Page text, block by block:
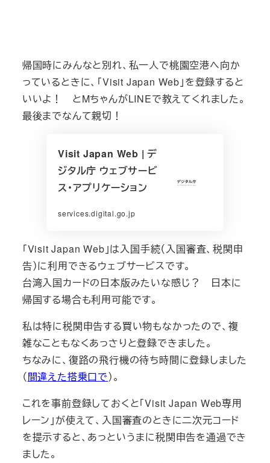
帰国時にみんなと別れ、私一人で桃園空港へ向か
っているときに、「Visit Japan Web」を登録すると
いいよ！ とMちゃんがLINEで教えてくれました。
最後までなんて親切！
Visit Japan Web | デ
ジタル庁 ウェブサービ
ス・アプリケーション
services.digital.go.jp
「Visit Japan Web」は入国手続（入国審査、税関申
告）に利用できるウェブサービスです。
台湾入国カードの日本版みたいな感じ？ 日本に
帰国する場合も利用可能です。
私は特に税関申告する買い物もなかったので、複
雑なこともなくあっさりと登録できました。
ちなみに、復路の飛行機の待ち時間に登録しました
（間違えた搭乗口で）。
これを事前登録しておくと「Visit Japan Web専用
レーン」が使えて、入国審査のときに二次元コード
を提示すると、あっというまに税関申告を通過でき
ました。